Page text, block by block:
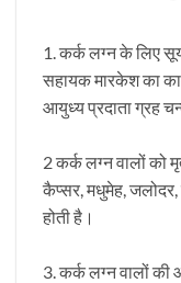
1. कर्क लग्न के लिए
सहायक मारकेश का
आयुध्य प्रदाता ग्रह
2 कर्क लग्न वालों को
कैप्सर, मधुमेह, जलोदर,
होती है।
3. कर्क लग्न वालों